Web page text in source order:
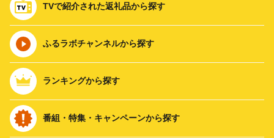
TVで紹介された返礼品から探す
ふるラボチャンネルから探す
ランキングから探す
番組・特集・キャンペーンから探す